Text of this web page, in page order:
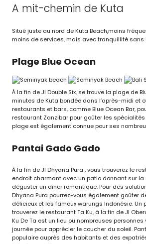
A mit-chemin de Kuta
Situé juste au nord de Kuta Beach,moins
moins de services, mais avec tranquillité sans
Plage Blue Ocean
À la fin de Jl Double Six, se trouve la plage de
minutes de Kuta bondée dans l’après-midi et
restaurants et bars, comme Blue Ocean Bar,
restaurant Zanzibar pour goûter les
plage est également connue pour ses
Pantai Gado Gado
À la fin de Jl Dhyana Pura , vous trouverez le
endroit charmant avec un patio donnant sur la
déguster un dîner romantique. Pour des
Dhyana Pura pourrez-vous également goûter
délicieux et les fameux warungs Indonésie. Un
trouverez le restaurant Ta Ku, à la fin de Jl
Ku De Ta est un lieu ou nombreuses
journée pour apprécier le coucher du soleil.
populaire auprès des habitants et des